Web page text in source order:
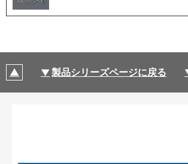
製品シリーズページに戻る